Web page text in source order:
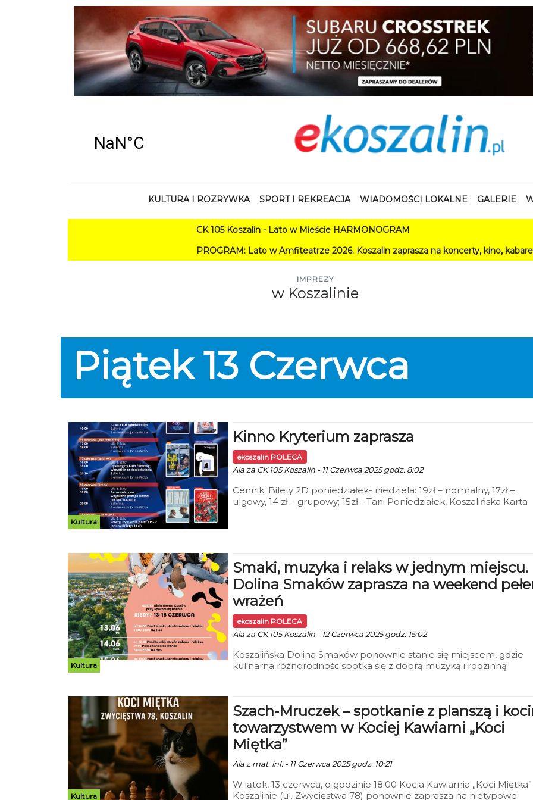
KULTURA I ROZRYWKA SPORT I REKREACJA WIADOMOŚCI LOKALNE GALERIE
CK 105 Koszalin - Lato w Mieście HARMONOGRAM
PROGRAM: Lato w Amfiteatrze 2026. Koszalin zaprasza na koncerty, kino, kabarety i
IMPREZY
w Koszalinie
Piątek 13 Czerwca
Kultura
Kinno Kryterium zaprasza
ekoszalin POLECA
Ala za CK 105 Koszalin - 11 Czerwca 2025 godz. 8:02
Cennik: Bilety 2D poniedziałek- niedziela: 19zł – normalny, 17zł –
ulgowy, 14 zł – grupowy; 15zł - Tani Poniedziałek, Koszalińska Karta
Kultura
Smaki, muzyka i relaks w jednym miejscu.
Dolina Smaków zaprasza na weekend
wrażeń
ekoszalin POLECA
Ala za CK 105 Koszalin - 12 Czerwca 2025 godz. 15:02
Koszalińska Dolina Smaków ponownie stanie się miejscem, gdzie
kulinarna różnorodność spotka się z dobrą muzyką i rodzinną
świeżym powietrzu.
Kultura
Szach-Mruczek – spotkanie z planszą i
towarzystwem w Kociej Kawiarni „Koci
Miętka”
Ala z mat. inf. - 11 Czerwca 2025 godz. 10:21
W iątek, 13 czerwca, o godzinie 18:00 Kocia Kawiarnia „Koci
Koszalinie (ul. Zwycięstwa 78) ponownie zaprasza na nietypowe